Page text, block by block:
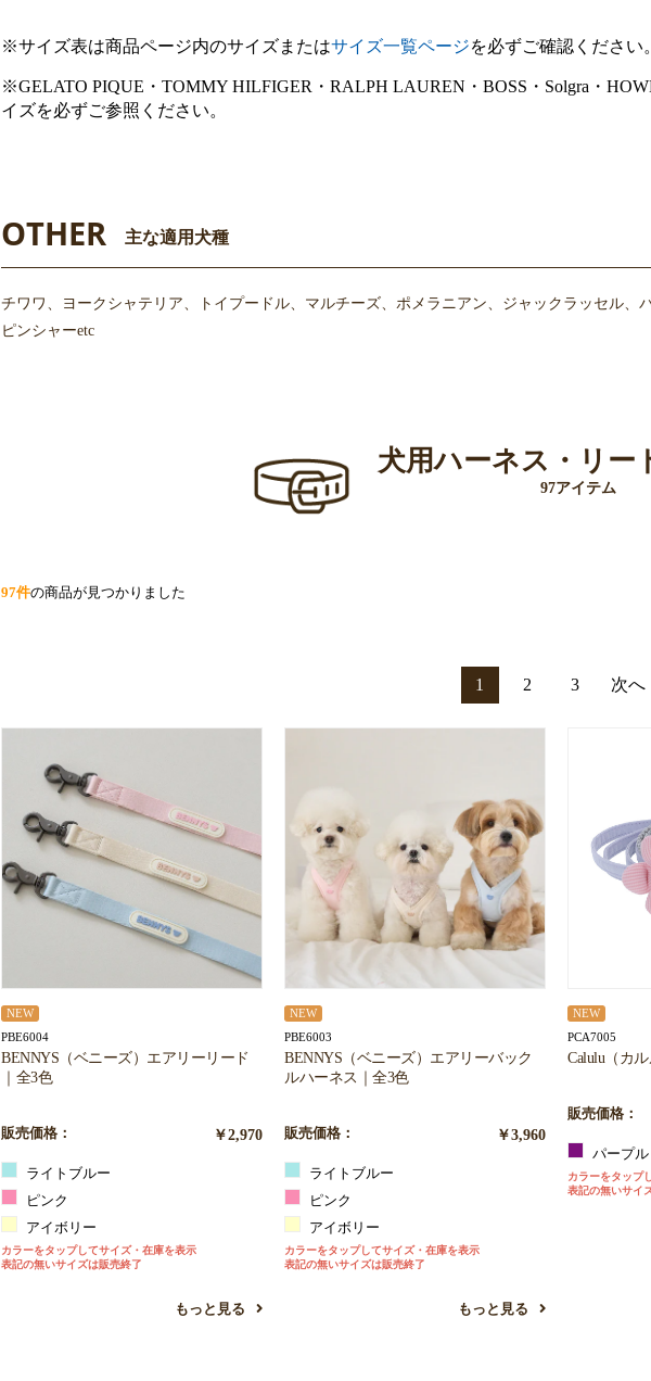
※サイズ表は商品ページ内のサイズまたはサイズ一覧ページを必ずご確認ください。
※GELATO PIQUE・TOMMY HILFIGER・RALPH LAUREN・BOSS・Solgra・
イズを必ずご参照ください。
OTHER 主な適用犬種
チワワ、ヨークシャテリア、トイプードル、マルチーズ、ポメラニアン、ジャックラッセル
ピンシャーetc
犬用ハーネス・リー
97アイテム
97件の商品が見つかりました
1 2 3 次へ
NEW
PBE6004
BENNYS（ベニーズ）エアリーリード
｜全3色
販売価格： ￥2,970
ライトブルー
ピンク
アイボリー
カラーをタップしてサイズ・在庫を表示
表記の無いサイズは販売終了
もっと見る
NEW
PBE6003
BENNYS（ベニーズ）エアリーバック
ルハーネス｜全3色
販売価格： ￥3,960
ライトブルー
ピンク
アイボリー
カラーをタップしてサイズ・在庫を表示
表記の無いサイズは販売終了
もっと見る
NEW
PCA7005
Calulu（カ
販売価格：
パープル
カラーをタップ
表記の無いサイ